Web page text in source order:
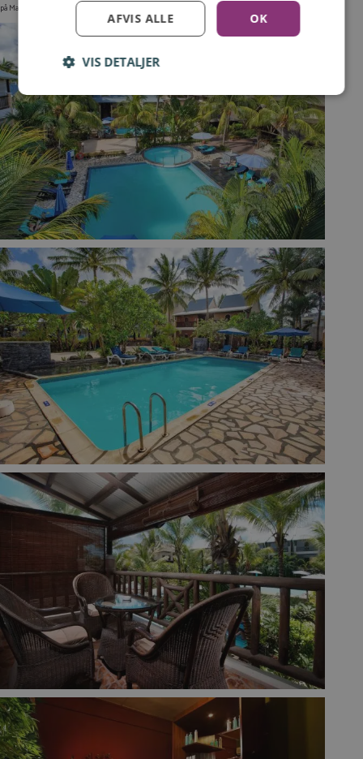
på Mauritius, skal du naturligvis være velkommen til selv at finde et andet hotel.
Log ind for at gemme hvad der inspirerer dig
Tilmeld
OK
AFVIS ALLE
VIS DETALJER